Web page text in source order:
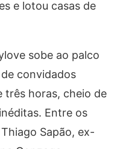
e lotou casas de
sobe ao palco
convidados
três horas, cheio de
Entre os
Sapão, ex-